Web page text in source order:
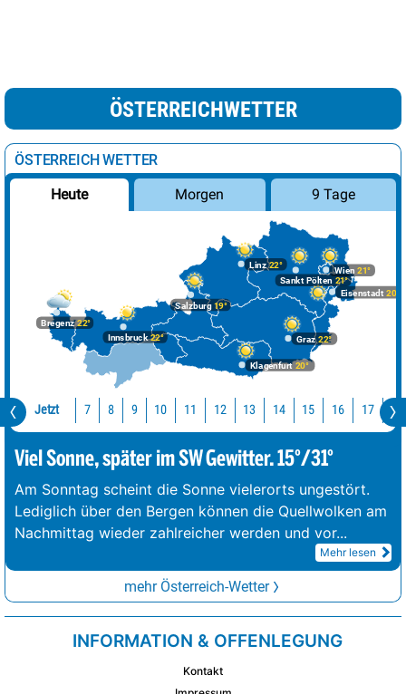
ÖSTERREICHWETTER
ÖSTERREICH WETTER
Heute Morgen 9 Tage
Bregenz22°
Graz22°
Innsbruck22°
Klagenfurt 20°
Linz22°
Salzburg19°
Wien 21°
Eisenstadt 20°
Sankt Pölten 21°
Jetzt 7 8 9 10 11 12 13 14 15 16 17 18
Viel Sonne, später im SW Gewitter. 15°/31°
Am Sonntag scheint die Sonne vielerorts ungestört.
Lediglich über den Bergen können die Quellwolken am
Nachmittag wieder zahlreicher werden und vor...
Mehr lesen
mehr Österreich-Wetter
INFORMATION & OFFENLEGUNG
Kontakt